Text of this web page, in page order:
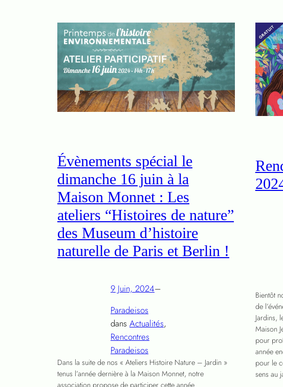
Évènements spécial le
dimanche 16 juin à la
Maison Monnet : Les
ateliers “Histoires de nature”
des Museum d’histoire
naturelle de Paris et Berlin !
9 Juin, 2024–
Paradeisos
dans Actualités
Rencontres
Paradeisos
Dans la suite de nos « Ateliers Histoire Nature – Jardin »
tenus l’année dernière à la Maison Monnet, notre
Bientôt
de
Jardins,
Maison
pour
année
pour le
sens au